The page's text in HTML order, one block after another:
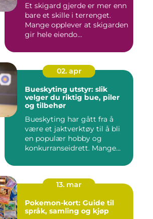
Et skigard gjerde er mer enn
bare et skille i terrenget.
Mange opplever at skigarden
gir hele eiendo...
02. apr
Bueskyting utstyr: slik
velger du riktig bue, piler
og tilbehør
Bueskyting har gått fra å
være et jaktverktøy til å bli
en populær hobby og
konkurranseidrett. Mange...
13. mar
Pokemon-kort: Guide til
språk, samling og kjøp